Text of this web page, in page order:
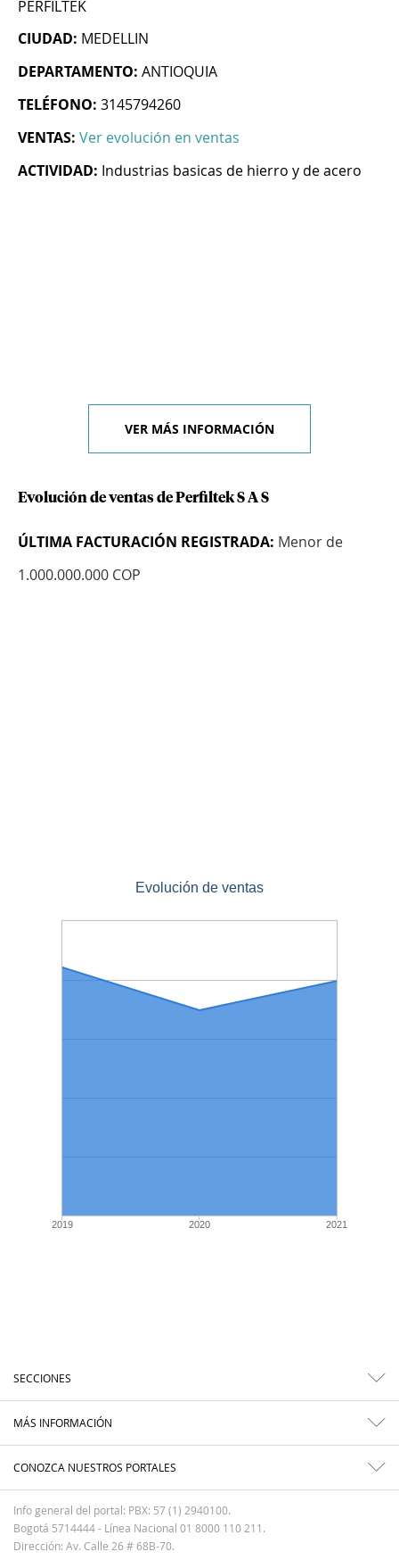
PERFILTEK
CIUDAD: MEDELLIN
DEPARTAMENTO: ANTIOQUIA
TELÉFONO: 3145794260
VENTAS: Ver evolución en ventas
ACTIVIDAD: Industrias basicas de hierro y de acero
VER MÁS INFORMACIÓN
Evolución de ventas de Perfiltek S A S
ÚLTIMA FACTURACIÓN REGISTRADA: Menor de
1.000.000.000 COP
Evolución de ventas
2019 2020 2021
SECCIONES
MÁS INFORMACIÓN
CONOZCA NUESTROS PORTALES
Info general del portal: PBX: 57 (1) 2940100.
Bogotá 5714444 - Línea Nacional 01 8000 110 211.
Dirección: Av. Calle 26 # 68B-70.